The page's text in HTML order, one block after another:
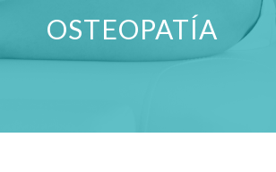
OSTEOPATÍA